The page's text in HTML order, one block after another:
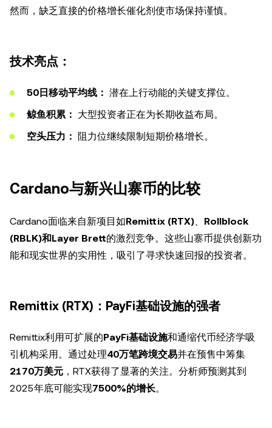
然而，缺乏直接的价格增长催化剂使市场保持谨慎。
技术亮点：
50日移动平均线： 潜在上行动能的关键支撑位。
鲸鱼积累： 大型投资者正在为长期收益布局。
空头压力： 阻力位继续限制短期价格增长。
Cardano与新兴山寨币的比较
Cardano面临来自新项目如Remittix (RTX)、 Rollblock
(RBLK)和Layer Brett的激烈竞争。这些山寨币提供创新功
能和现实世界的实用性，吸引了寻求快速回报的投资者。
Remittix (RTX)：PayFi基础设施的强者
Remittix利用可扩展的PayFi基础设施和通缩代币经济学吸
引机构采用。通过处理40万笔跨境交易并在预售中筹集
2170万美元 ，RTX获得了显著的关注。分析师预测其到
2025年底可能实现7500%的增长。